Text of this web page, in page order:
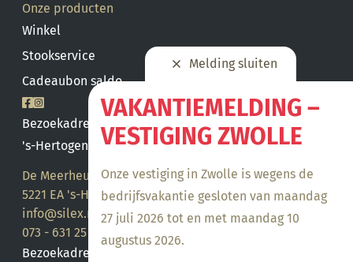
Melding sluiten
VAKANTIEMELDING –
VESTIGING ZWOLLE
Onze vestiging in Zwolle is wegens de
bedrijfsvakantie gesloten van maandag
27 juli 2026 tot en met maandag 10
augustus 2026.
Onze producten
Winkel
Stookservice
Cadeaubon saldo
Bezoekadres
's-Hertogenbosch
De Meerheuvel 21
5221 EA 's-Hertogenbosch
info@silex.nl
073 - 631 25 28
Bezoekadres